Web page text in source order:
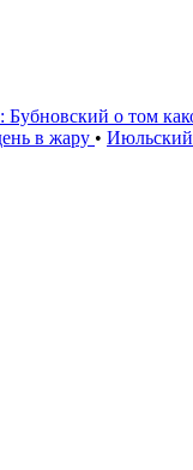
Бубновский о том
в жару • Июльский